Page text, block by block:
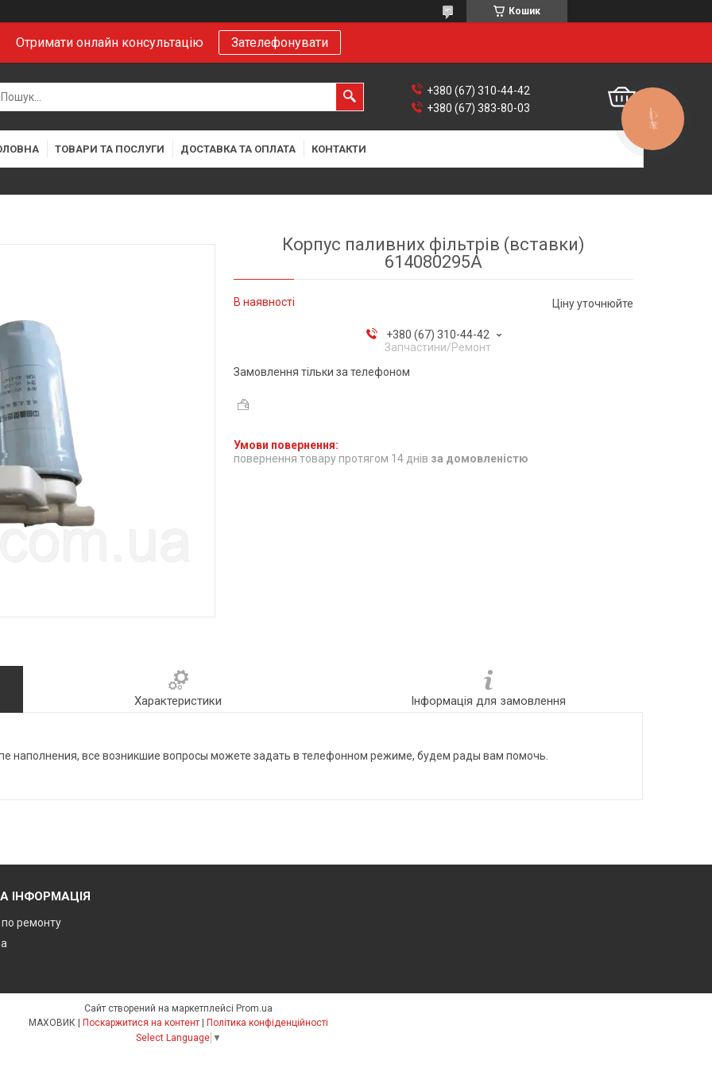
Кошик
Отримати онлайн консультацію Зателефонувати
+380 (67) 310-44-42
+380 (67) 383-80-03
ТОВАРИ ТА ПОСЛУГИ ДОСТАВКА ТА ОПЛАТА КОНТАКТИ
Корпус паливних фільтрів (вставки)
614080295A
В наявності Ціну уточнюйте
+380 (67) 310-44-42
Запчастини/Ремонт
Замовлення тільки за телефоном
повернення товару протягом 14 днів за домовленістю
Характеристики Інформація для замовлення
наполнения, все возникшие вопросы можете задать в телефонном режиме, будем рады вам помочь.
ІНФОРМАЦІЯ
по ремонту
Сайт створений на маркетплейсі Prom.ua
Поскаржитися на контент
Політика конфіденційності
Select Language ▼
КНОПКА
ЗВ'ЯЗКУ